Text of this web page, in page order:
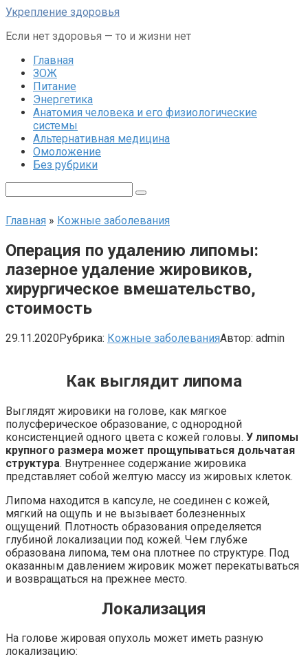
Перейти
контенту
Укрепление здоровья
Если нет здоровья — то и жизни нет
Главная
ЗОЖ
Питание
Энергетика
Анатомия человека и его физиологические
системы
Альтернативная медицина
Омоложение
Без рубрики
Главная » Кожные заболевания
Операция по удалению липомы:
лазерное удаление жировиков,
хирургическое вмешательство,
стоимость
29.11.2020Рубрика: Кожные заболеванияАвтор: admin
Как выглядит липома
Выглядят жировики на голове, как мягкое
полусферическое образование, с однородной
консистенцией одного цвета с кожей головы. У липомы
крупного размера может прощупываться дольчатая
структура. Внутреннее содержание жировика
представляет собой желтую массу из жировых клеток.
Липома находится в капсуле, не соединен с кожей,
мягкий на ощупь и не вызывает болезненных
ощущений. Плотность образования определяется
глубиной локализации под кожей. Чем глубже
образована липома, тем она плотнее по структуре. Под
оказанным давлением жировик может перекатываться
и возвращаться на прежнее место.
Локализация
На голове жировая опухоль может иметь разную
локализацию: